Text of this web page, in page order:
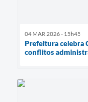
04 MAR 2026 - 15h45
Prefeitura celebra
conflitos